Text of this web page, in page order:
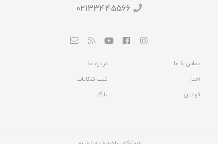
02133445566
تماس با ما
درباره ما
اخبار
ثبت شکایات
قوانین
بلاگ